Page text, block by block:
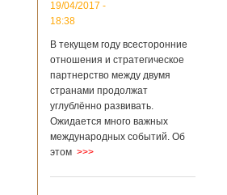
19/04/2017 -
18:38
В текущем году всесторонние
отношения и стратегическое
партнерство между двумя
странами продолжат
углублённо развивать.
Ожидается много важных
международных событий. Об
этом >>>